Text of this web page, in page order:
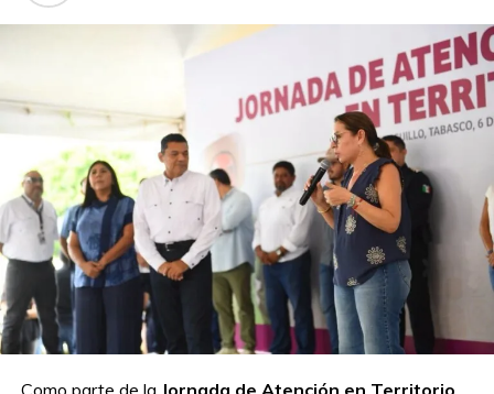
Como parte de la Jornada de Atención en Territorio